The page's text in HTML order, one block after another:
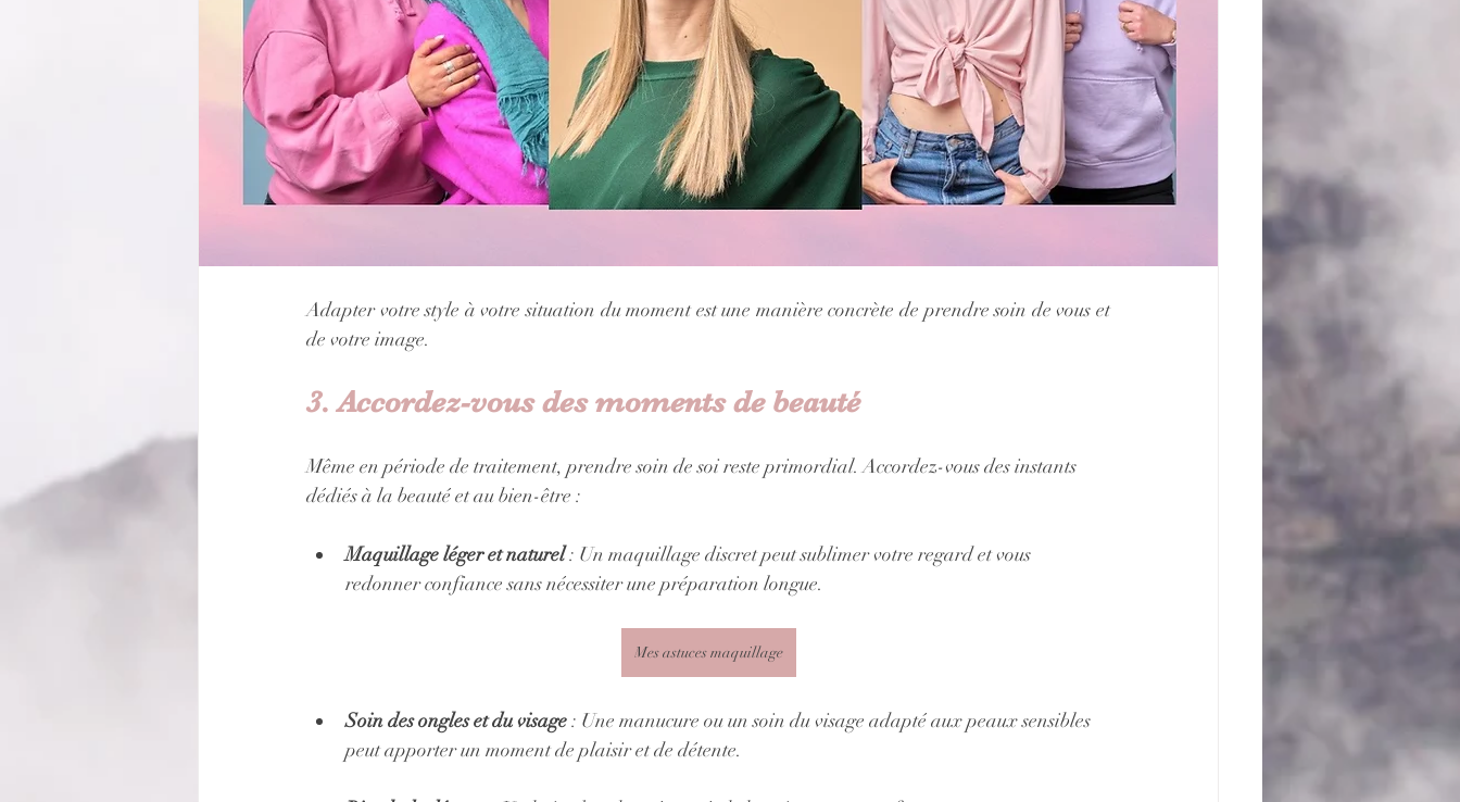
Adapter votre style à votre situation du moment est une manière concrète de prendre soin de vous et
de votre image.
3. Accordez-vous des moments de beauté
Même en période de traitement, prendre soin de soi reste primordial. Accordez-vous des instants
dédiés à la beauté et au bien-être :
Maquillage léger et naturel : Un maquillage discret peut sublimer votre regard et vous
redonner confiance sans nécessiter une préparation longue.
Mes astuces maquillage
Soin des ongles et du visage : Une manucure ou un soin du visage adapté aux peaux sensibles
peut apporter un moment de plaisir et de détente.